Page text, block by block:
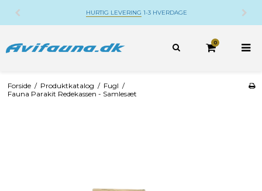
HURTIG LEVERING 1-3 HVERDAGE
0
Forside / Produktkatalog / Fugl /
Fauna Parakit Redekassen - Samlesæt